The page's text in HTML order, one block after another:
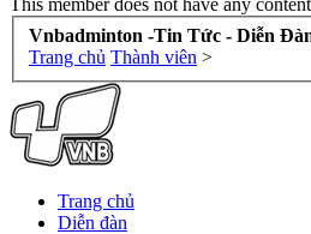
This member does not have any
Vnbadminton -Tin Tức - Diễn
Trang chủ Thành viên >
Trang chủ
Diễn đàn